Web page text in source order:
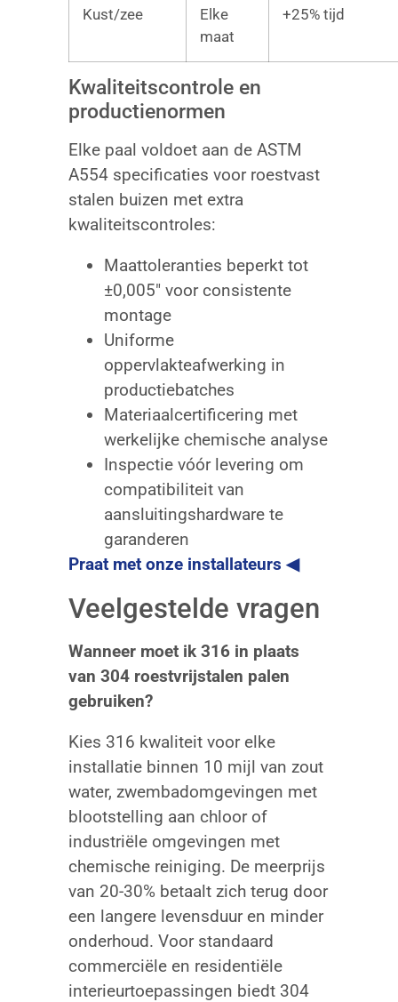
Kust/zee
Elke
maat
+25% tijd
Kwaliteitscontrole en
productienormen
Elke paal voldoet aan de ASTM
A554 specificaties voor roestvast
stalen buizen met extra
kwaliteitscontroles:
Maattoleranties beperkt tot
±0,005″ voor consistente
montage
Uniforme
oppervlakteafwerking in
productiebatches
Materiaalcertificering met
werkelijke chemische analyse
Inspectie vóór levering om
compatibiliteit van
aansluitingshardware te
garanderen
Praat met onze installateurs ◀
Veelgestelde vragen
Wanneer moet ik 316 in plaats
van 304 roestvrijstalen palen
gebruiken?
Kies 316 kwaliteit voor elke
installatie binnen 10 mijl van zout
water, zwembadomgevingen met
blootstelling aan chloor of
industriële omgevingen met
chemische reiniging. De meerprijs
van 20-30% betaalt zich terug door
een langere levensduur en minder
onderhoud. Voor standaard
commerciële en residentiële
interieurtoepassingen biedt 304